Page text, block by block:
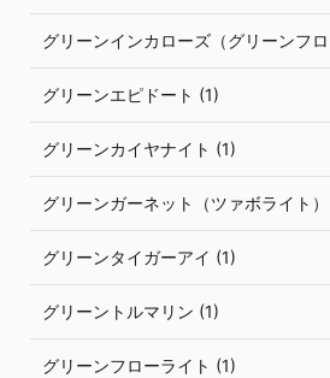
グリーンインカローズ（グリーンフ
グリーンエピドート (1)
グリーンカイヤナイト (1)
グリーンガーネット（ツァボライト
グリーンタイガーアイ (1)
グリーントルマリン (1)
グリーンフローライト (1)